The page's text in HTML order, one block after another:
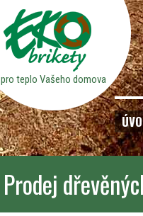
pro teplo Vašeho domova
Prodej